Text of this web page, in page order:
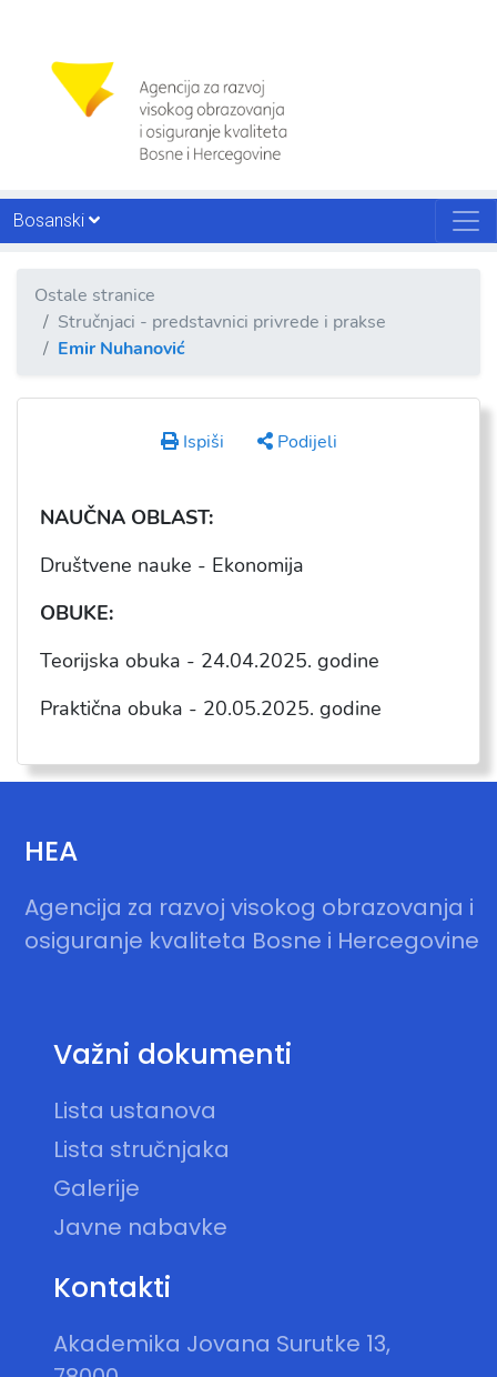
Bosanski
Ostale stranice
Stručnjaci - predstavnici privrede i prakse
Emir Nuhanović
Ispiši Podijeli
NAUČNA OBLAST:
Društvene nauke - Ekonomija
OBUKE:
Teorijska obuka - 24.04.2025. godine
Praktična obuka - 20.05.2025. godine
HEA
Agencija za razvoj visokog obrazovanja i
osiguranje kvaliteta Bosne i Hercegovine
Važni dokumenti
Lista ustanova
Lista stručnjaka
Galerije
Javne nabavke
Kontakti
Akademika Jovana Surutke 13,